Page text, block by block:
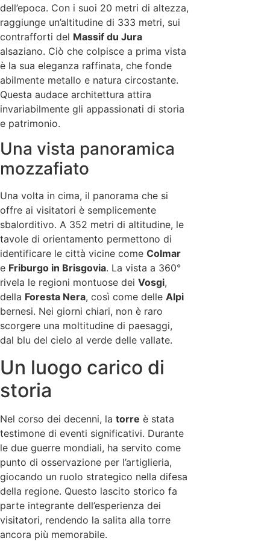
dell’epoca. Con i suoi 20 metri di altezza,
raggiunge un’altitudine di 333 metri, sui
contrafforti del Massif du Jura
alsaziano. Ciò che colpisce a prima vista
è la sua eleganza raffinata, che fonde
abilmente metallo e natura circostante.
Questa audace architettura attira
invariabilmente gli appassionati di storia
e patrimonio.
Una vista panoramica
mozzafiato
Una volta in cima, il panorama che si
offre ai visitatori è semplicemente
sbalorditivo. A 352 metri di altitudine, le
tavole di orientamento permettono di
identificare le città vicine come Colmar
e Friburgo in Brisgovia. La vista a 360°
rivela le regioni montuose dei Vosgi,
della Foresta Nera, così come delle Alpi
bernesi. Nei giorni chiari, non è raro
scorgere una moltitudine di paesaggi,
dal blu del cielo al verde delle vallate.
Un luogo carico di
storia
Nel corso dei decenni, la torre è stata
testimone di eventi significativi. Durante
le due guerre mondiali, ha servito come
punto di osservazione per l’artiglieria,
giocando un ruolo strategico nella difesa
della regione. Questo lascito storico fa
parte integrante dell’esperienza dei
visitatori, rendendo la salita alla torre
ancora più memorabile.